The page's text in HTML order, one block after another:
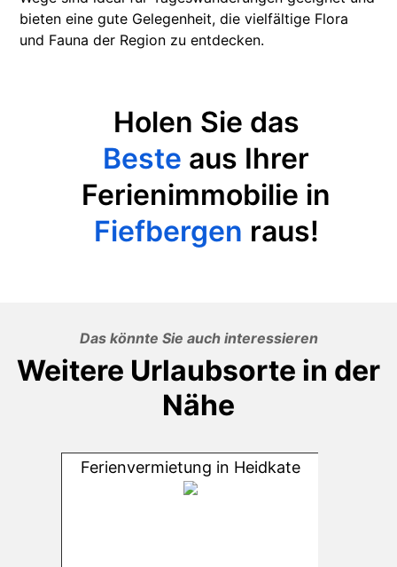
bieten eine gute Gelegenheit, die vielfältige Flora
und Fauna der Region zu entdecken.
Holen Sie das
Beste aus Ihrer
Ferienimmobilie in
Fiefbergen raus!
Das könnte Sie auch interessieren
Weitere Urlaubsorte in der
Nähe
Ferienvermietung in Heidkate